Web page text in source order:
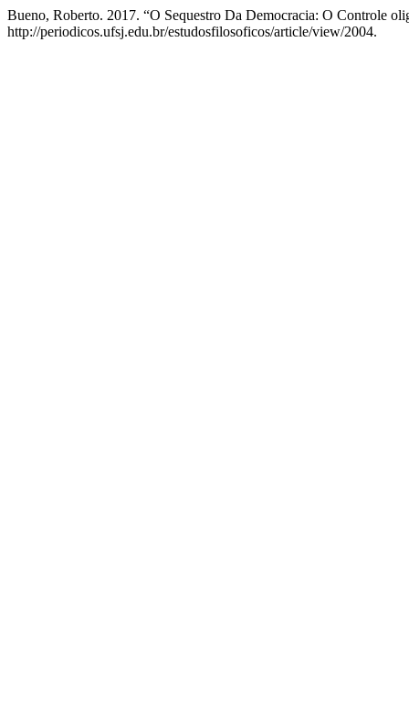
Bueno, Roberto. 2017. “O Sequestro Da Democracia: O Controle
http://periodicos.ufsj.edu.br/estudosfilosoficos/article/view/2004.